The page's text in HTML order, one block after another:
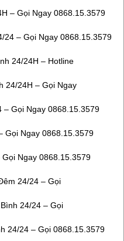
– Gọi Ngay 0868.15.3579
24 – Gọi Ngay 0868.15.3579
24/24H – Hotline
24/24H – Gọi Ngay
Gọi Ngay 0868.15.3579
Gọi Ngay 0868.15.3579
Ngay 0868.15.3579
24/24 – Gọi
24/24 – Gọi
24/24 – Gọi 0868.15.3579